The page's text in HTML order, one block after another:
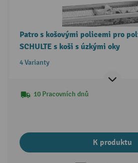
Patro s košovými policemi pro
SCHULTE s koši s úzkými oky
4 Varianty
10 Pracovních dnů
K produktu